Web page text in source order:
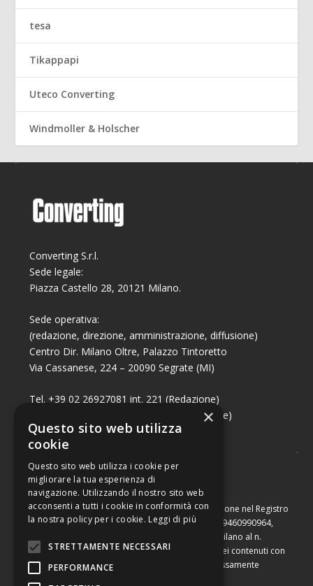
tesa
Tikappapi
Uteco Converting
Windmoller & Holscher
Converting S.r.l.
Sede legale:
Piazza Castello 28, 20121 Milano.
Sede operativa:
(redazione, direzione, amministrazione, diffusione)
Centro Dir. Milano Oltre, Palazzo Tintoretto
Via Cassanese, 224 – 20090 Segrate (MI)
Tel. +39 02 26927081 int. 221 (Redazione)
Tel. +39 02 26927081 int. 224 (Commerciale)
Fax +39 02 26951006
Capitale sociale di Euro 10.000,00 – Numero di iscrizione nel Registro
delle Imprese di Milano, partita Iva e codice fiscale 09460990964,
iscritta al Repertorio Economico Amministrativo di Milano al n.
2091710. È vietata la riproduzione, anche parziale, dei contenuti con
qualsiasi mezzo, compresa la stampa, se non espressamente
×
Questo sito web utilizza
cookie
Questo sito web utilizza i cookie per
migliorare la tua esperienza di
navigazione. Utilizzando il nostro sito web
acconsenti a tutti i cookie in conformità con
la nostra policy per i cookie. Leggi di più
STRETTAMENTE NECESSARI
PERFORMANCE